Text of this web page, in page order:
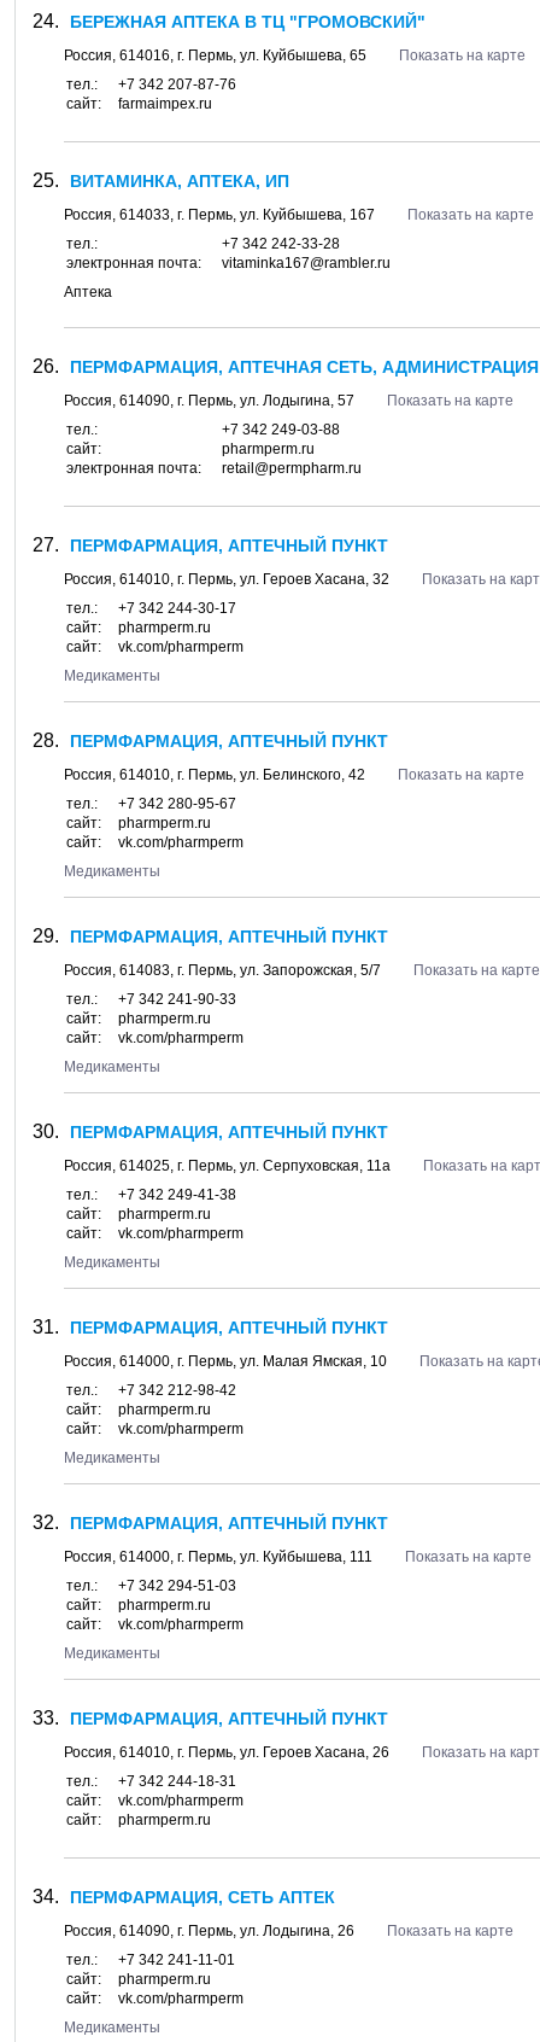
БЕРЕЖНАЯ АПТЕКА В ТЦ "ГРОМОВСКИЙ"
Россия, 614016, г. Пермь, ул. Куйбышева, 65
Показать на карте
тел.:
+7 342 207-87-76
сайт:
farmaimpex.ru
ВИТАМИНКА, АПТЕКА, ИП
Россия, 614033, г. Пермь, ул. Куйбышева, 167
Показать на карте
тел.:
+7 342 242-33-28
электронная почта:
vitaminka167@rambler.ru
Аптека
ПЕРМФАРМАЦИЯ, АПТЕЧНАЯ СЕТЬ,
Россия, 614090, г. Пермь, ул. Лодыгина, 57
Показать на карте
тел.:
+7 342 249-03-88
сайт:
pharmperm.ru
электронная почта:
retail@permpharm.ru
ПЕРМФАРМАЦИЯ, АПТЕЧНЫЙ ПУНКТ
Россия, 614010, г. Пермь, ул. Героев Хасана, 32
Показать на
тел.:
+7 342 244-30-17
сайт:
pharmperm.ru
сайт:
vk.com/pharmperm
Медикаменты
ПЕРМФАРМАЦИЯ, АПТЕЧНЫЙ ПУНКТ
Россия, 614010, г. Пермь, ул. Белинского, 42
Показать на карте
тел.:
+7 342 280-95-67
сайт:
pharmperm.ru
сайт:
vk.com/pharmperm
Медикаменты
ПЕРМФАРМАЦИЯ, АПТЕЧНЫЙ ПУНКТ
Россия, 614083, г. Пермь, ул. Запорожская, 5/7
Показать на карте
тел.:
+7 342 241-90-33
сайт:
pharmperm.ru
сайт:
vk.com/pharmperm
Медикаменты
ПЕРМФАРМАЦИЯ, АПТЕЧНЫЙ ПУНКТ
Россия, 614025, г. Пермь, ул. Серпуховская, 11а
Показать на
тел.:
+7 342 249-41-38
сайт:
pharmperm.ru
сайт:
vk.com/pharmperm
Медикаменты
ПЕРМФАРМАЦИЯ, АПТЕЧНЫЙ ПУНКТ
Россия, 614000, г. Пермь, ул. Малая Ямская, 10
Показать на
тел.:
+7 342 212-98-42
сайт:
pharmperm.ru
сайт:
vk.com/pharmperm
Медикаменты
ПЕРМФАРМАЦИЯ, АПТЕЧНЫЙ ПУНКТ
Россия, 614000, г. Пермь, ул. Куйбышева, 111
Показать на карте
тел.:
+7 342 294-51-03
сайт:
pharmperm.ru
сайт:
vk.com/pharmperm
Медикаменты
ПЕРМФАРМАЦИЯ, АПТЕЧНЫЙ ПУНКТ
Россия, 614010, г. Пермь, ул. Героев Хасана, 26
Показать на
тел.:
+7 342 244-18-31
сайт:
vk.com/pharmperm
сайт:
pharmperm.ru
ПЕРМФАРМАЦИЯ, СЕТЬ АПТЕК
Россия, 614090, г. Пермь, ул. Лодыгина, 26
Показать на карте
тел.:
+7 342 241-11-01
сайт:
pharmperm.ru
сайт:
vk.com/pharmperm
Медикаменты